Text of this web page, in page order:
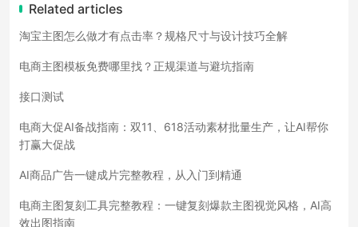
Related articles
淘宝主图怎么做才有点击率？规格尺寸与设计技巧全解
电商主图模板免费哪里找？正规渠道与避坑指南
接口测试
电商大促AI备战指南：双11、618活动素材批量生产，让AI帮你
打赢大促战
AI商品广告一键成片完整教程，从入门到精通
电商主图复刻工具完整教程：一键复刻爆款主图视觉风格，AI高
效出图指南